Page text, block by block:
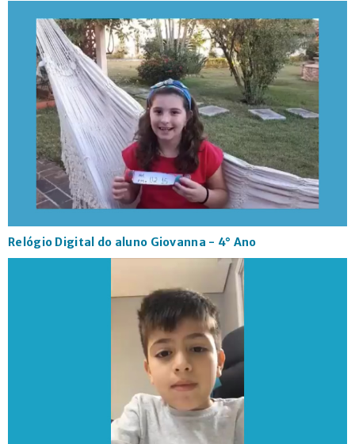
Relógio Digital do aluno Giovanna - 4° Ano